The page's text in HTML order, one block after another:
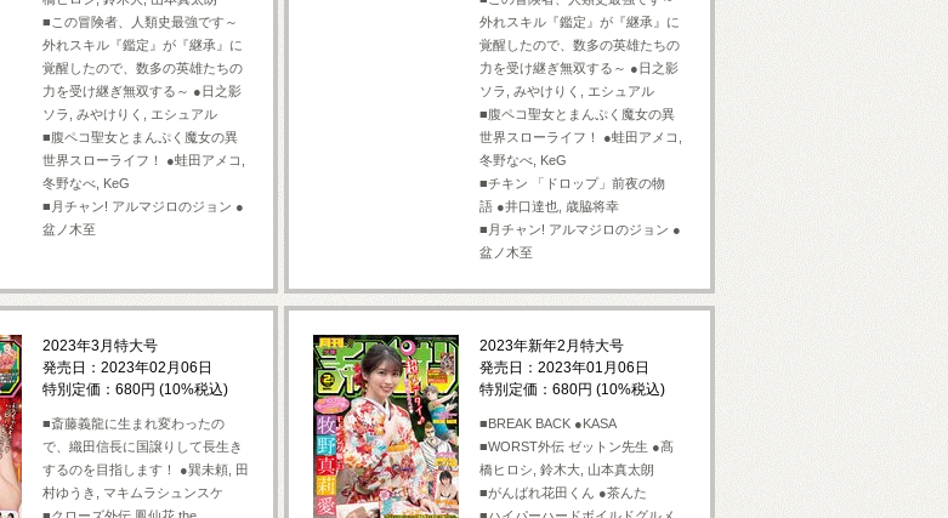
■この冒険者、人類史最強です～
外れスキル『鑑定』が『継承』に
覚醒したので、数多の英雄たちの
力を受け継ぎ無双する～ ●日之影
ソラ, みやけりく, エシュアル
■腹ペコ聖女とまんぷく魔女の異
世界スローライフ！ ●蛙田アメコ,
冬野なべ, KeG
■月チャン! アルマジロのジョン ●
盆ノ木至
外れスキル『鑑定』が『継承』に
覚醒したので、数多の英雄たちの
力を受け継ぎ無双する～ ●日之影
ソラ, みやけりく, エシュアル
■腹ペコ聖女とまんぷく魔女の異
世界スローライフ！ ●蛙田アメコ,
冬野なべ, KeG
■チキン 「ドロップ」前夜の物
語 ●井口達也, 歳脇将幸
■月チャン! アルマジロのジョン ●
盆ノ木至
2023年3月特大号
発売日：2023年02月06日
特別定価：680円 (10%税込)
■斎藤義龍に生まれ変わったの
で、織田信長に国譲りして長生き
するのを目指します！ ●巽未頼, 田
村ゆうき, マキムラシュンスケ
2023年新年2月特大号
発売日：2023年01月06日
特別定価：680円 (10%税込)
■BREAK BACK ●KASA
■WORST外伝 ゼットン先生 ●髙
橋ヒロシ, 鈴木大, 山本真太朗
■がんばれ花田くん ●茶んた